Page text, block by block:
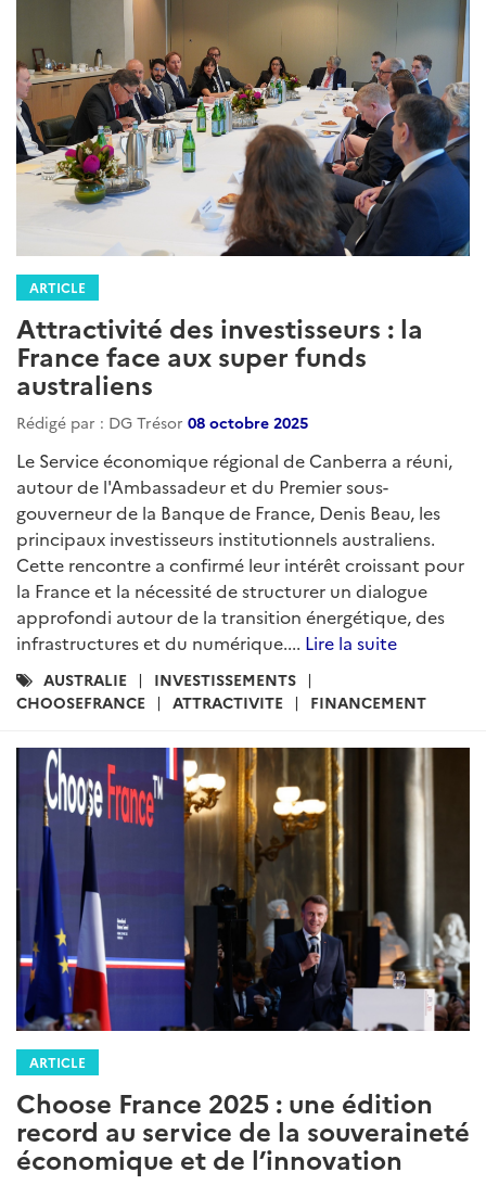
ARTICLE
Attractivité des investisseurs : la
France face aux super funds
australiens
Rédigé par : DG Trésor 08 octobre 2025
Le Service économique régional de Canberra a réuni,
autour de l'Ambassadeur et du Premier sous-
gouverneur de la Banque de France, Denis Beau, les
principaux investisseurs institutionnels australiens.
Cette rencontre a confirmé leur intérêt croissant pour
la France et la nécessité de structurer un dialogue
approfondi autour de la transition énergétique, des
infrastructures et du numérique.... Lire la suite
Catégories
:
AUSTRALIE
INVESTISSEMENTS
CHOOSEFRANCE
ATTRACTIVITE FINANCEMENT
ARTICLE
Choose France 2025 : une édition
record au service de la souveraineté
économique et de l’innovation